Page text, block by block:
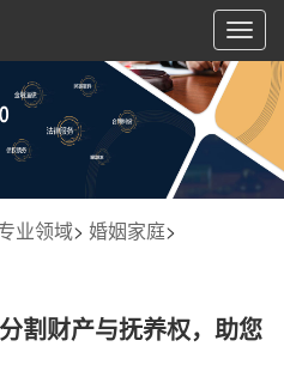
切
换
航
业领域> 婚姻家庭>
割财产与抚养权，助您